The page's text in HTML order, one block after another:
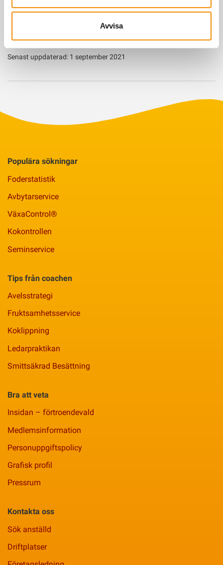
Avvisa
Senast uppdaterad: 1 september 2021
Populära sökningar
Foderstatistik
Avbytarservice
VäxaControl®
Kokontrollen
Seminservice
Tips från coachen
Avelsstrategi
Fruktsamhetsservice
Koklippning
Ledarpraktikan
Smittsäkrad Besättning
Bra att veta
Insidan – förtroendevald
Medlemsinformation
Personuppgiftspolicy
Grafisk profil
Pressrum
Kontakta oss
Sök anställd
Driftplatser